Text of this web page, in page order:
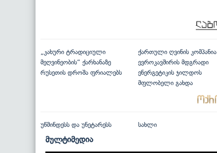
„კახური ტრადიციული
მეღვინეობის“ ქარხანაზე
რუსეთის დროშა ფრიალებს
ქართული ღვინის კომპანია
ევროკავშირის მდგრადი
ენერგეტიკის ჯილდოს
მფლობელი გახდა
უწმინდესს და უნეტარესს სახლი
მულტიმედია